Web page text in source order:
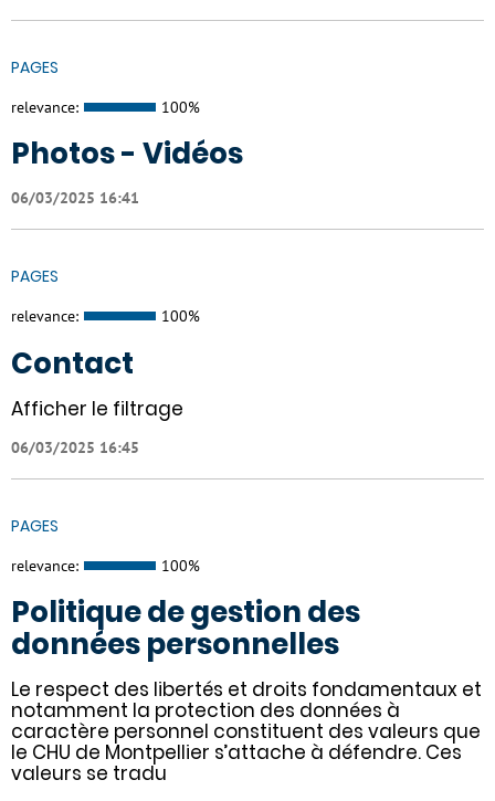
PAGES
relevance: 100%
Photos - Vidéos
06/03/2025 16:41
PAGES
relevance: 100%
Contact
Afficher le filtrage
06/03/2025 16:45
PAGES
relevance: 100%
Politique de gestion des
données personnelles
Le respect des libertés et droits fondamentaux et
notamment la protection des données à
caractère personnel constituent des valeurs que
le CHU de Montpellier s’attache à défendre. Ces
valeurs se tradu